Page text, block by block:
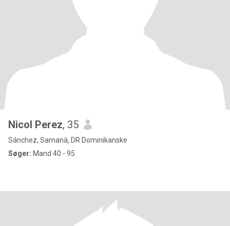
Nicol Perez, 35
Sánchez, Samaná, DR Dominikanske
Søger: Mand 40 - 95